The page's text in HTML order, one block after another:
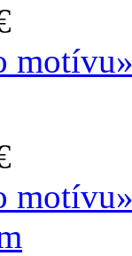
motívu»
motívu»